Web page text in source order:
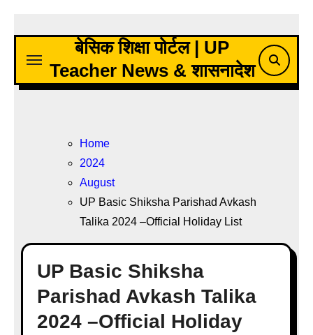
content
बेसिक शिक्षा पोर्टल | UP
Teacher News & शासनादेश
Home
2024
August
UP Basic Shiksha Parishad Avkash
Talika 2024 –Official Holiday List
UP Basic Shiksha
Parishad Avkash Talika
2024 –Official Holiday